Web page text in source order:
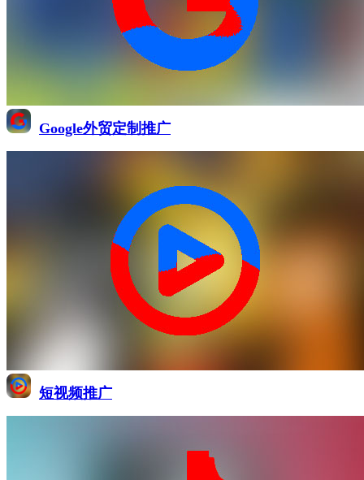
Google外贸定制推广
短视频推广